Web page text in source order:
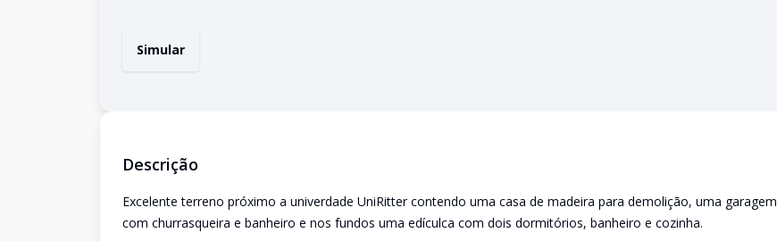
Simular
Descrição
Excelente terreno próximo a univerdade UniRitter contendo uma casa de madeira para demolição, uma garagem
com churrasqueira e banheiro e nos fundos uma edículca com dois dormitórios, banheiro e cozinha.